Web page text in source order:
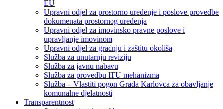
EU
Upravni odjel za prostorno uređenje i poslove provedbe
dokumenata prostornog uređenja
Upravni odjel za imovinsko pravne poslove i
upravljanje imovinom
Upravni odjel za gradnju i zaštitu okoliša
Služba za unutarnju reviziju
Služba za javnu nabavu
Služba za provedbu ITU mehanizma
Služba – Vlastiti pogon Grada Karlovca za obavljanje
komunalne djelatnosti
Transparentnost